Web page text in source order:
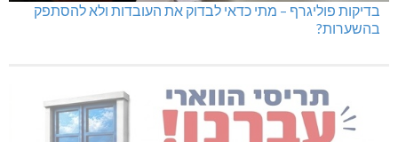
בדיקות פוליגרף – מתי כדאי לבדוק את העובדות ולא להסתפק
בהשערות?